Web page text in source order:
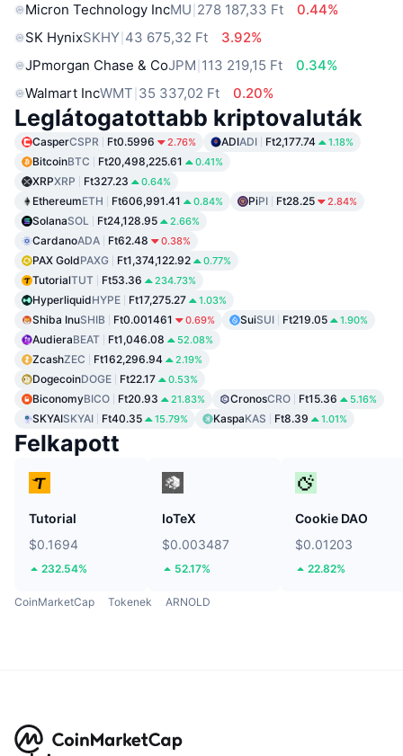
Micron Technology IncMU 278 187,33 Ft
0.44%
SK HynixSKHY 43 675,32 Ft
3.92%
JPmorgan Chase & CoJPM 113 219,15 Ft
0.34%
Walmart IncWMT 35 337,02 Ft 0.20%
Leglátogatottabb kriptovaluták
CasperCSPR Ft0.5996 2.76% ADIADI Ft2,177.74 1.18%
BitcoinBTC Ft20,498,225.61 0.41%
XRPXRP Ft327.23 0.64%
EthereumETH Ft606,991.41 0.84% PiPI Ft28.25 2.84%
SolanaSOL Ft24,128.95 2.66%
CardanoADA Ft62.48 0.38%
PAX GoldPAXG Ft1,374,122.92 0.77%
TutorialTUT Ft53.36 234.73%
HyperliquidHYPE Ft17,275.27 1.03%
Shiba InuSHIB Ft0.001461 0.69% SuiSUI Ft219.05 1.90%
AudieraBEAT Ft1,046.08 52.08%
ZcashZEC Ft162,296.94 2.19%
DogecoinDOGE Ft22.17 0.53%
BiconomyBICO Ft20.93 21.83% CronosCRO Ft15.36 5.16%
SKYAISKYAI Ft40.35 15.79% KaspaKAS Ft8.39 1.01%
Felkapott
Tutorial
$0.1694
232.54%
IoTeX
$0.003487
52.17%
Cookie DAO
$0.01203
22.82%
CoinMarketCap Tokenek ARNOLD